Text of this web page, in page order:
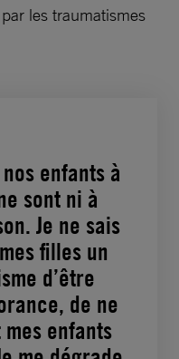
les traumatismes
enfants à
sont ni à
Je ne sais
filles un
d’être
de ne
enfants